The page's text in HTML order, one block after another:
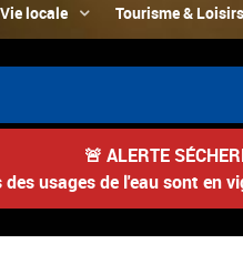
Vie locale Tourisme & Loisirs
🚨 ALERTE
usages de l'eau sont en